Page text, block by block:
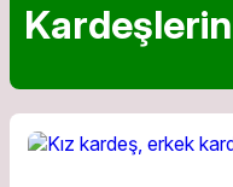
Kardeşlerin